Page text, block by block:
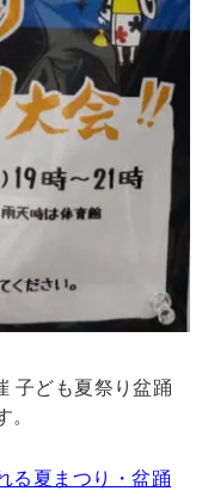
子ども夏祭り盆踊
。
る夏まつり・盆踊